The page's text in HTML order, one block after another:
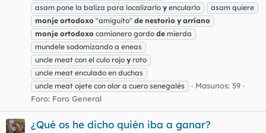
asam pone la baliza para localizarlo y encularlo
asam quiere
monje ortodoxo "amiguito" de nestorio y arriano
monje ortodoxo camionero gordo de mierda
mundele sodomizando a eneas
uncle meat con el culo rojo y roto
uncle meat enculado en duchas
uncle meat ojete con olor a cuero senegalés
Masunos: 59
Foro: Foro General
¿Qué os he dicho quién iba a ganar?